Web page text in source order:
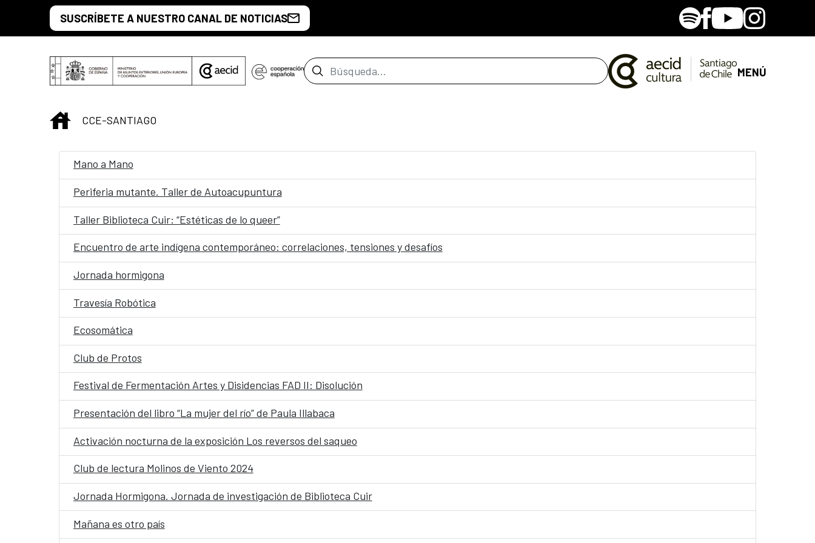
Saltar al contenido principal
SUSCRÍBETE A NUESTRO CANAL DE NOTICIAS SpotifyFacebook
YoutubeInstagram
Barra de búsqueda MENÚ
INICIO
CCE-SANTIAGO
Mano a Mano
Periferia mutante. Taller de Autoacupuntura
Taller Biblioteca Cuir: “Estéticas de lo queer”
Encuentro de arte indígena contemporáneo: correlaciones, tensiones y desafíos
Jornada hormigona
Travesía Robótica
Ecosomática
Club de Protos
Festival de Fermentación Artes y Disidencias FAD II: Disolución
Presentación del libro “La mujer del río” de Paula Illabaca
Activación nocturna de la exposición Los reversos del saqueo
Club de lectura Molinos de Viento 2024
Jornada Hormigona. Jornada de investigación de Biblioteca Cuir
Mañana es otro país